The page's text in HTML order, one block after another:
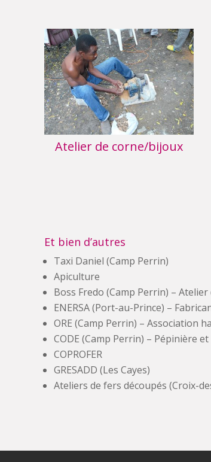
Atelier de corne/bijoux
Et bien d’autres
Taxi Daniel (Camp Perrin)
Apiculture
Boss Fredo (Camp Perrin) – Atelier
ENERSA (Port-au-Prince) –
ORE (Camp Perrin) – Association
CODE (Camp Perrin) – Pépinière
COPROFER
GRESADD (Les Cayes)
Ateliers de fers découpés (Croix-